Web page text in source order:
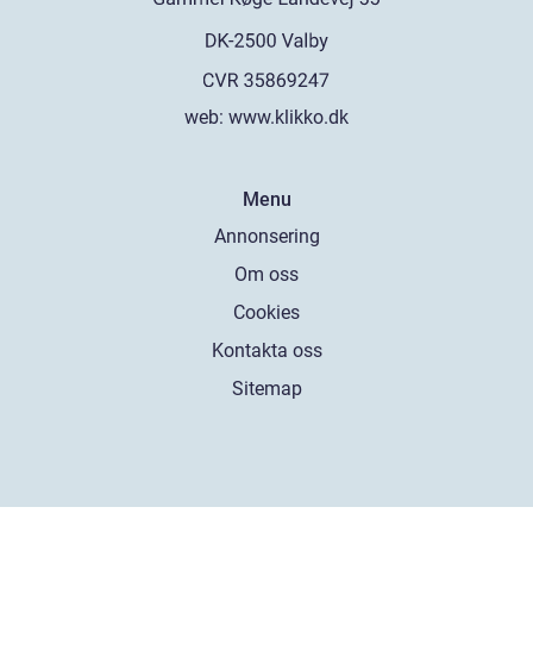
web: www.klikko.dk
Menu
Annonsering
Om oss
Cookies
Kontakta oss
Sitemap